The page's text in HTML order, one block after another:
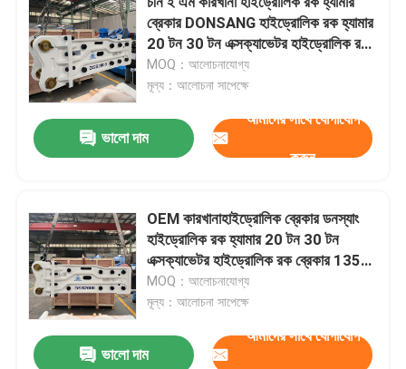
ব্রেকার DONSANG হাইড্রোলিক রক হ্যামার
20 টন 30 টন এক্সক্যাভেটর হাইড্রোলিক রক
ব্রেকার 135 মিমি প্রশস্ত চিলের সাথে
HB20G ভাল দাম
MOQ：আলোচনাযোগ্য
মূল্য：আলোচনা সাপেক্ষে
ভালো দাম
আমাদের সাথে যোগাযোগ
করুন
OEM কারখানাহাইড্রোলিক ব্রেকার ডনস্যাং
হাইড্রোলিক রক হ্যামার 20 টন 30 টন
এক্সক্যাভেটর হাইড্রোলিক রক ব্রেকার 135
মিমি প্রশস্ত চিজেলের সাথে HB20G ভাল দাম
MOQ：আলোচনাযোগ্য
মূল্য：আলোচনা সাপেক্ষে
ভালো দাম
আমাদের সাথে যোগাযোগ